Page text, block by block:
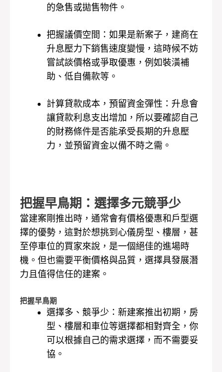
的急售或拋售物件。
把握議價空間：如果是新案子，建商在
升息壓力下銷售速度變慢，這時候不妨
嘗試談價格或爭取優惠，例如裝潢補
助、低自備款等。
計算貸款成本，預留資金彈性：升息會
讓貸款利息支出增加，所以要確認自己
的財務條件是否能承受長期的升息壓
力，並預留資金以備不時之需。
把握早鳥期：選擇多元競爭少
當建案剛推出時，通常會有價格優惠和戶型選
擇的優勢，這對於想挑到心儀房型、樓層，甚
至停車位的買家來說，是一個絕佳的進場時
機。但也需要平衡價格與品質，選擇具發展潛
力且值得信任的建案。
把握早鳥期
選擇多、競爭少：新建案推出初期，房
型、樓層和車位等選擇都相對齊全，你
可以根據自己的需求選擇，而不需要妥
協。